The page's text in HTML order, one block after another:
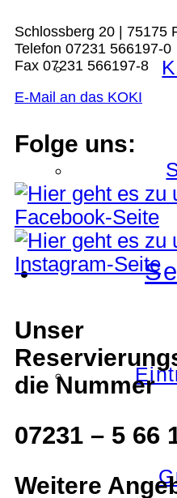
Schlossberg 20 | 75175
Telefon 07231 566197-0
Fax 07231 566197-8
E-Mail an das KOKI
Folge uns:
Unser
die Nummer
07231 – 5 66
Weitere